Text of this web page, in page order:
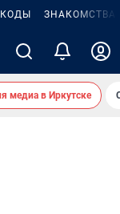
ЗНАКОМСТВА
медиа в Иркутске